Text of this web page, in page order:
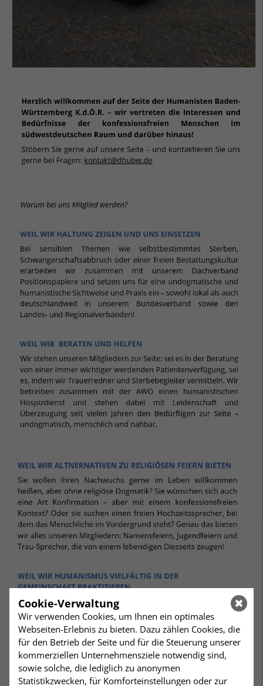
Cookie-Verwaltung
Wir verwenden Cookies, um Ihnen ein optimales
Webseiten-Erlebnis zu bieten. Dazu zählen Cookies, die
für den Betrieb der Seite und für die Steuerung unserer
kommerziellen Unternehmensziele notwendig sind,
sowie solche, die lediglich zu anonymen
Statistikzwecken, für Komforteinstellungen oder zur